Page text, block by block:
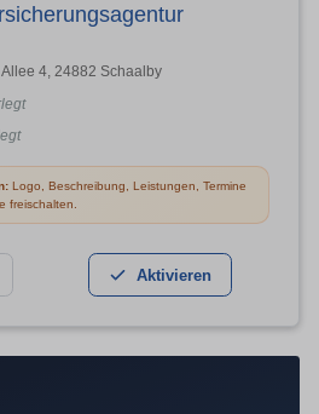
4, 24882 Schaalby
Logo, Beschreibung, Leistungen, Termine
freischalten.
Aktivieren